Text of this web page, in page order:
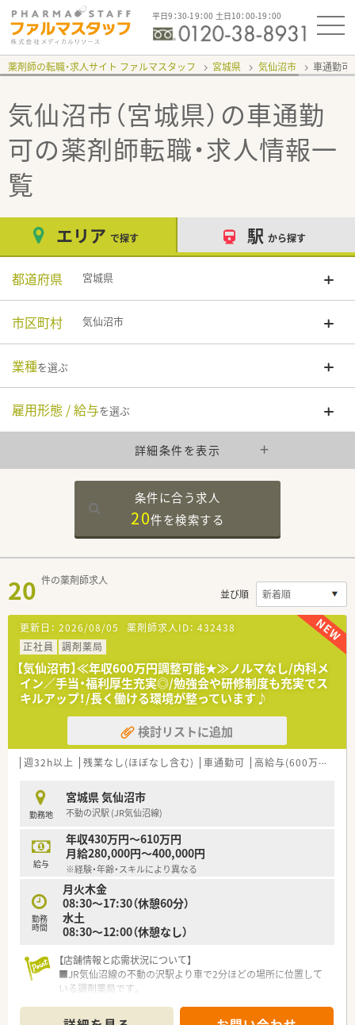
平日9：30-19：00 土日10：00-19：00
薬剤師の転職・求人サイト ファルマスタッフ 宮城県 気仙沼市 車通勤可
気仙沼市（宮城県）の車通勤
可の薬剤師転職・求人情報一
覧
エリア で探す 駅 から探す
都道府県 宮城県
市区町村 気仙沼市
業種を選ぶ
雇用形態 / 給与を選ぶ
詳細条件を表示
条件に合う求人
20件を検索する
20 件の薬剤師求人
並び順
更新日： 2026/08/05 薬剤師求人ID： 432438
正社員
調剤薬局
【気仙沼市】≪年収600万円調整可能★≫ノルマなし/内科メ
イン／手当・福利厚生充実◎/勉強会や研修制度も充実でス
キルアップ！/長く働ける環境が整っています♪
検討リストに追加
週32h以上 残業なし(ほぼなし含む) 車通勤可 高給与(600万円以上)
勤務地
宮城県 気仙沼市
不動の沢駅 (JR気仙沼線)
給与
年収430万円～610万円
月給280,000円～400,000円
※経験・年齢・スキルにより異なる
勤務
時間
月火木金
08:30～17:30（休憩60分）
水土
08:30～12:00（休憩なし）
【店舗情報と応需状況について】
■JR気仙沼線の不動の沢駅より車で2分ほどの場所に位置して
いる調剤薬局です。
を応需しています。